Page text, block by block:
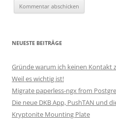
NEUESTE BEITRÄGE
Gründe warum ich keinen Kontakt
Weil es wichtig ist!
Migrate paperless-ngx from
Die neue DKB App, PushTAN und
Kryptonite Mounting Plate